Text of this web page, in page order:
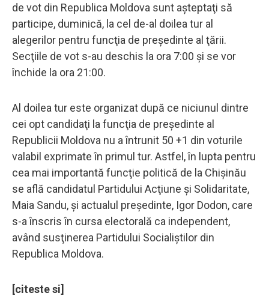
de vot din Republica Moldova sunt aşteptaţi să
participe, duminică, la cel de-al doilea tur al
alegerilor pentru funcţia de preşedinte al ţării.
Secţiile de vot s-au deschis la ora 7:00 şi se vor
închide la ora 21:00.
Al doilea tur este organizat după ce niciunul dintre
cei opt candidaţi la funcţia de preşedinte al
Republicii Moldova nu a întrunit 50 +1 din voturile
valabil exprimate în primul tur. Astfel, în lupta pentru
cea mai importantă funcţie politică de la Chişinău
se află candidatul Partidului Acţiune şi Solidaritate,
Maia Sandu, şi actualul preşedinte, Igor Dodon, care
s-a înscris în cursa electorală ca independent,
având susţinerea Partidului Socialiştilor din
Republica Moldova.
[citeste si]